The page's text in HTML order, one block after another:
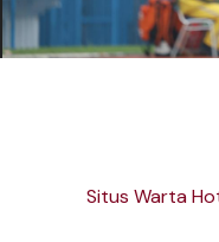
Situs Warta